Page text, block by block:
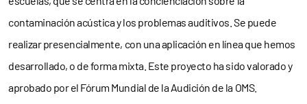
contaminación acústica y los problemas auditivos. Se puede
realizar presencialmente, con una aplicación en línea que hemos
desarrollado, o de forma mixta. Este proyecto ha sido valorado y
aprobado por el Fórum Mundial de la Audición de la OMS.